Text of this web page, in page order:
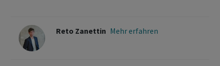
Reto Zanettin Mehr erfahren